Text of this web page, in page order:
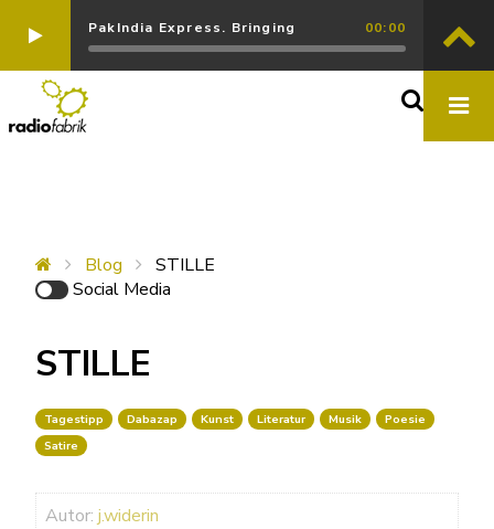
PakIndia Express. Bringing 00:00
Blog
STILLE
Social Media
STILLE
Tagestipp Dabazap Kunst Literatur Musik
Poesie
Satire
Autor: j.widerin